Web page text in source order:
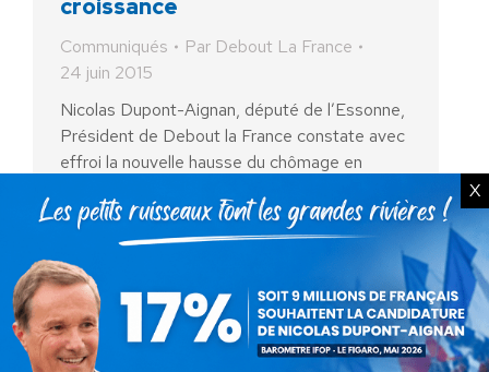
croissance
Communiqués Par Debout La France
24 juin 2015
Nicolas Dupont-Aignan, député de l’Essonne,
Président de Debout la France constate avec
effroi la nouvelle hausse du chômage en
s’obstine à…
X